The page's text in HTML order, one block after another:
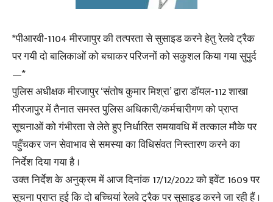
*पीआरवी-1104 मीरजापुर की तत्परता से सुसाइड करने हेतु रेलवे ट्रैक
पर गयी दो बालिकाओं को बचाकर परिजनों को सकुशल किया गया सुपुर्द
—*
पुलिस अधीक्षक मीरजापुर ‘संतोष कुमार मिश्रा’ द्वारा डॉयल-112 शाखा
मीरजापुर में तैनात समस्त पुलिस अधिकारी/कर्मचारीगण को प्राप्त
सूचनाओं को गंभीरता से लेते हुए निर्धारित समयावधि में तत्काल मौके पर
पहुँचकर जन सेवाभाव से समस्या का विधिसंवत निस्तारण करने का
निर्देश दिया गया है ।
उक्त निर्देश के अनुक्रम में आज दिनांक 17/12/2022 को इवेंट 1609 पर
सूचना प्राप्त हुई कि दो बच्चियां रेलवे ट्रैक पर सुसाइड करने जा रही हैं ।